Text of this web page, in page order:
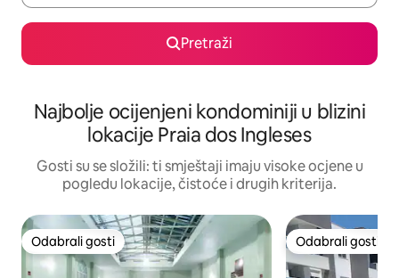
Pretraži
Najbolje ocijenjeni kondominiji u blizini
lokacije Praia dos Ingleses
Gosti su se složili: ti smještaji imaju visoke ocjene u
pogledu lokacije, čistoće i drugih kriterija.
Odabrali gosti
Odabrali gosti Odabrali gosti
Odabrali gosti